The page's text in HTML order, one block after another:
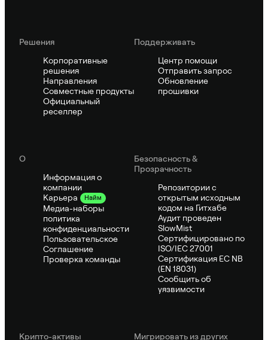
Решения
Корпоративные
решения
Направления
Совместные продукты
Официальный
реселлер
Поддерживать
Центр помощи
Отправить запрос
Обновление
прошивки
О
Информация о
компании
Карьера
Найм
Медиа-наборы
политика
конфиденциальности
Пользовательское
Соглашение
Проверка команды
Безопасность &
Прозрачность
Репозитории с
открытым исходным
кодом на Гитхабе
Аудит проведен
SlowMist
Сертифицировано по
ISO/IEC 27001
Сертификация ЕС NB
(EN 18031)
Сообщить об
уязвимости
Крипто-активы
Мигрировать из других